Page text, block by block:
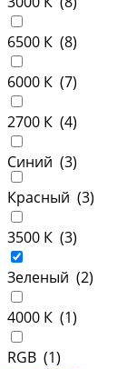
6500 К (8)
6000 К (7)
2700 К (4)
Синий (3)
Красный (3)
3500 К (3)
Зеленый (2)
4000 К (1)
RGB (1)